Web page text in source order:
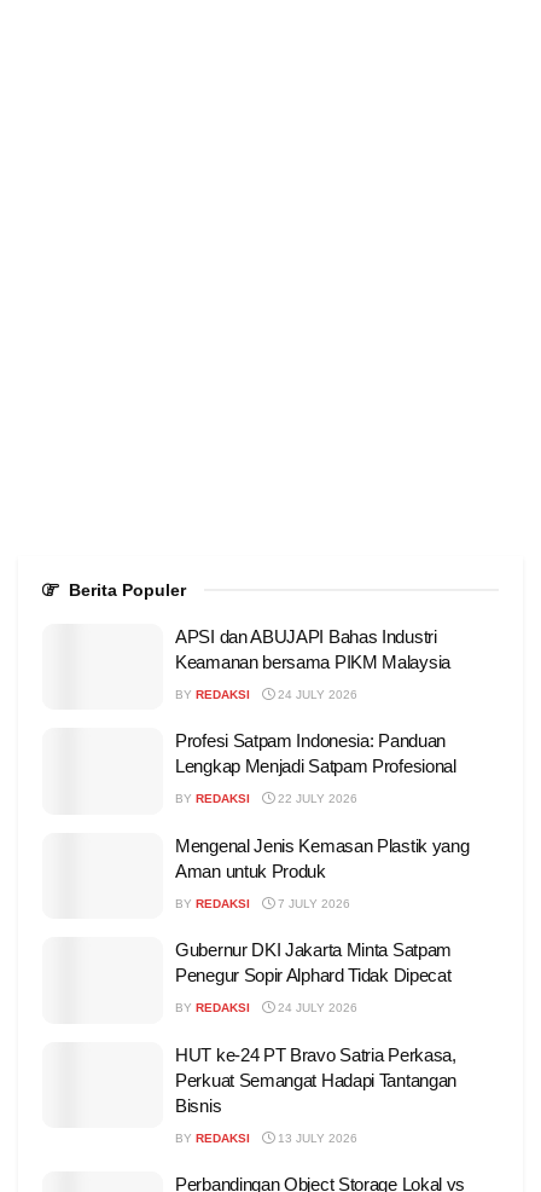
Berita Populer
APSI dan ABUJAPI Bahas Industri
Keamanan bersama PIKM Malaysia
BY REDAKSI 24 JULY 2026
Profesi Satpam Indonesia: Panduan
Lengkap Menjadi Satpam Profesional
BY REDAKSI 22 JULY 2026
Mengenal Jenis Kemasan Plastik yang
Aman untuk Produk
BY REDAKSI 7 JULY 2026
Gubernur DKI Jakarta Minta Satpam
Penegur Sopir Alphard Tidak Dipecat
BY REDAKSI 24 JULY 2026
HUT ke-24 PT Bravo Satria Perkasa,
Perkuat Semangat Hadapi Tantangan
Bisnis
BY REDAKSI 13 JULY 2026
Perbandingan Object Storage Lokal vs